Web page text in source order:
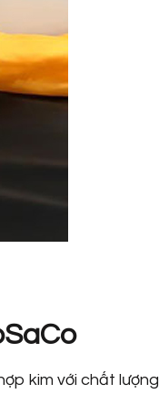
kim với chất lượng